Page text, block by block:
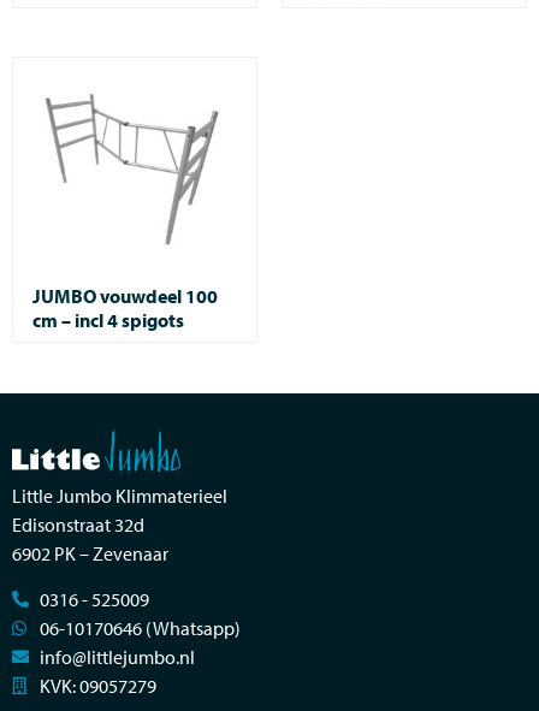
JUMBO vouwdeel 100
cm – incl 4 spigots
Little Jumbo Klimmaterieel
Edisonstraat 32d
6902 PK – Zevenaar
0316 - 525009
06-10170646 (Whatsapp)
info@littlejumbo.nl
KVK: 09057279